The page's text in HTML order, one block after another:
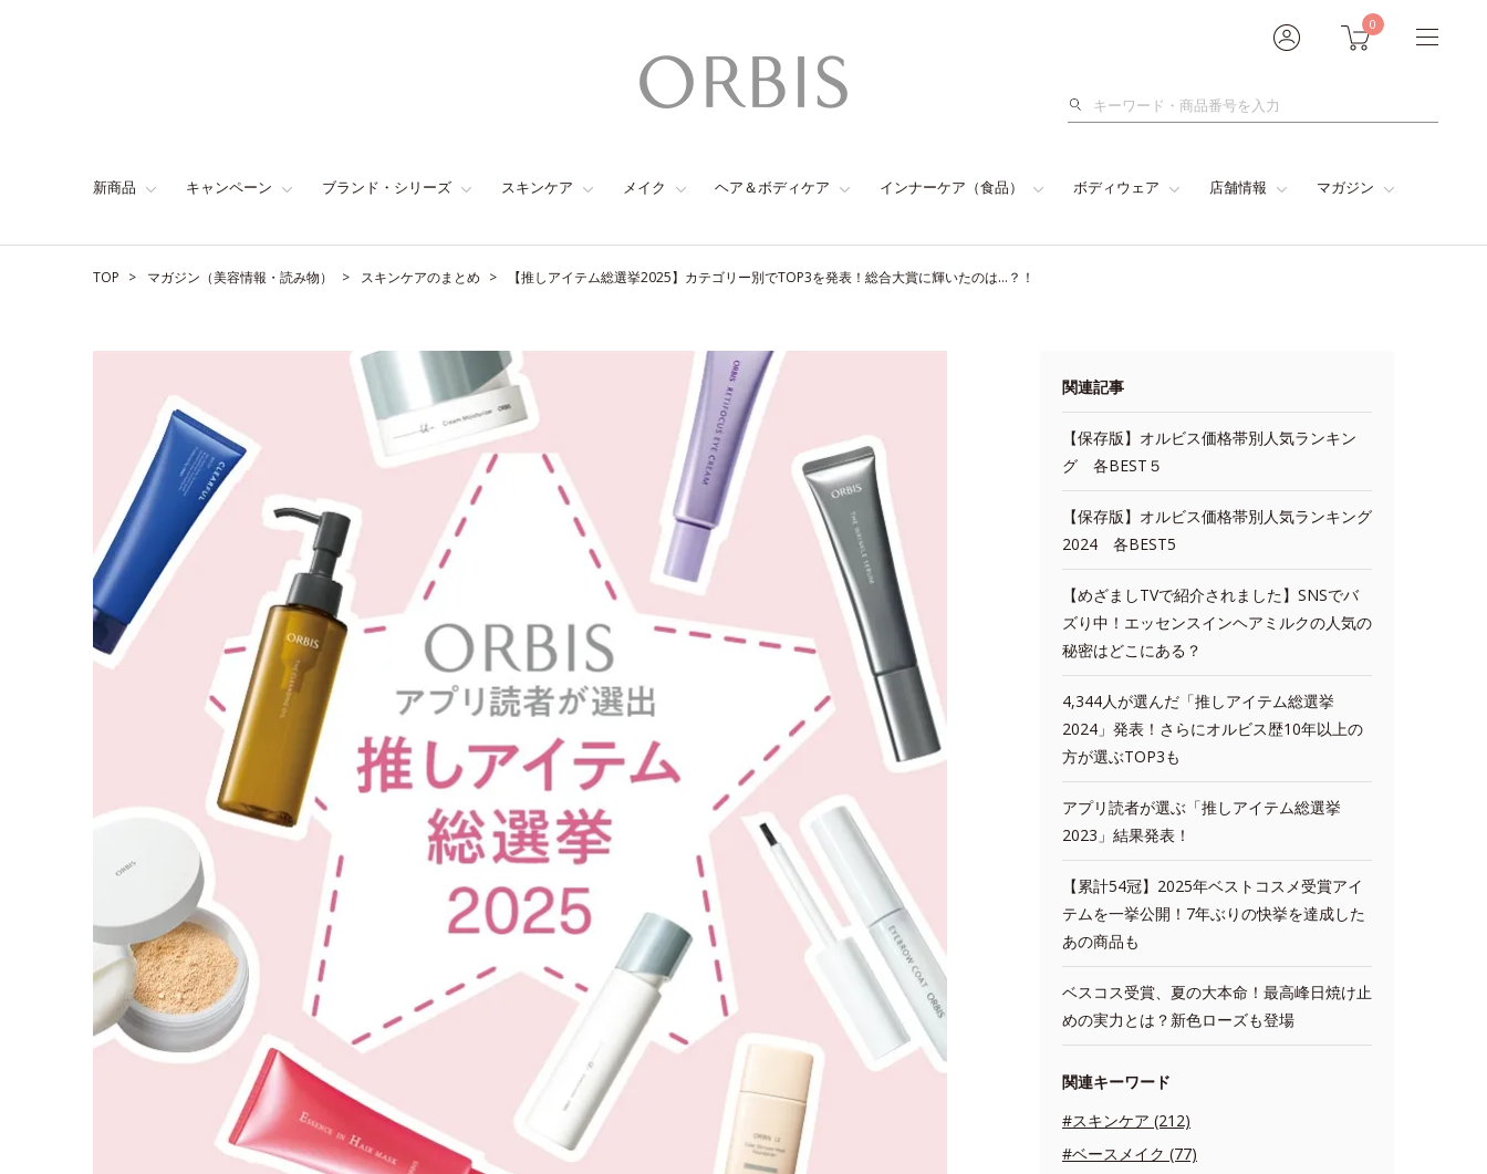
0
検
新商品 キャンペーン ブランド・シリーズ スキンケア メイク ヘア＆ボディケア インナーケア（食品） ボディウェア 店舗情報 マガジン
TOP マガジン（美容情報・読み物） スキンケアのまとめ 【推しアイテム総選挙2025】カテゴリー別でTOP3を発表！総合大賞に輝いたのは…？！
関連記事
【保存版】オルビス価格帯別人気ランキン
グ 各BEST５
【保存版】オルビス価格帯別人気ランキング
2024 各BEST5
【めざましTVで紹介されました】SNSでバ
ズり中！エッセンスインヘアミルクの人気の
秘密はどこにある？
4,344人が選んだ「推しアイテム総選挙
2024」発表！さらにオルビス歴10年以上の
方が選ぶTOP3も
アプリ読者が選ぶ「推しアイテム総選挙
2023」結果発表！
【累計54冠】2025年ベストコスメ受賞アイ
テムを一挙公開！7年ぶりの快挙を達成した
あの商品も
ベスコス受賞、夏の大本命！最高峰日焼け止
めの実力とは？新色ローズも登場
関連キーワード
#スキンケア (212)
#ベースメイク (77)